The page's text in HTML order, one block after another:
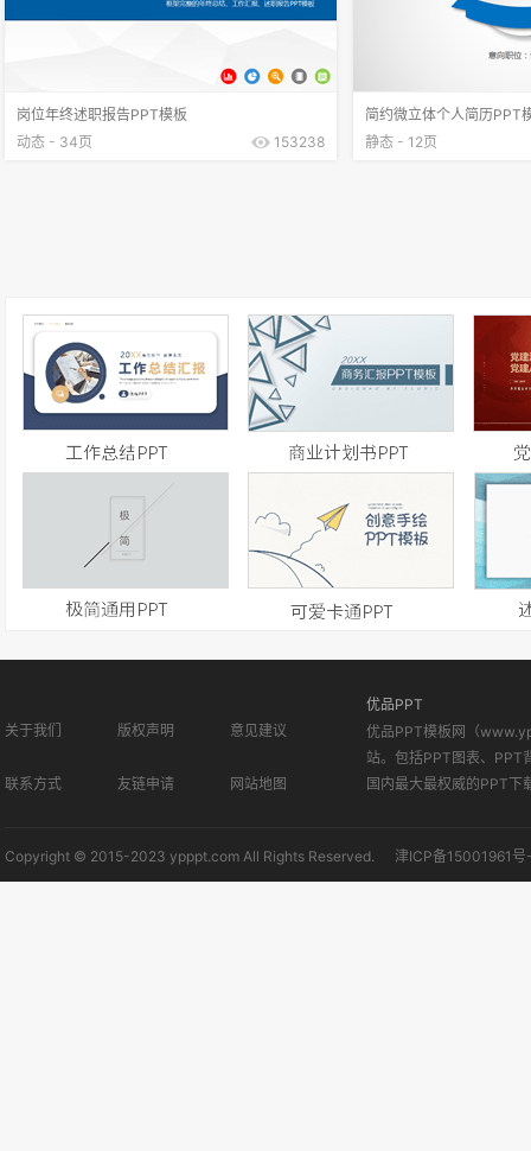
岗位年终述职报告PPT模板
动态 - 34页
153238
简约微立体个人简历PPT
静态 - 12页
关于我们 版权声明 意见建议
联系方式 友链申请 网站地图
优品PPT
优品PPT模板网（
站。包括PPT图表、PPT
国内最大最权威的PPT下
Copyright © 2015-2023 ypppt.com All Rights Reserved. 津ICP备15001961号